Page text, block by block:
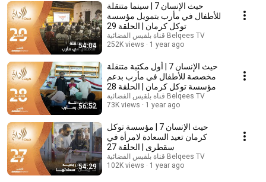
ليلة، عبر الاتصال المباشر، أو عبر صفحات القناة في السوشيال ميديا، كما ستكون
54:04
حيث الإنسان 7 | سينما متنقلة
للأطفال في مأرب بتمويل مؤسسة
توكل كرمان | الحلقة 29
قناة بلقيس الفضائية Belqees TV
252K views
1 year ago
56:52
حيث الإنسان 7 | أول مكتبة متنقلة
مخصصة للأطفال في مأرب بدعم
مؤسسة توكل كرمان | الحلقة 28
قناة بلقيس الفضائية Belqees TV
73K views
1 year ago
54:29
حيث الإنسان 7 | مؤسسة توكل
كرمان تعيد السعادة لامرأة في
سقطرى | الحلقة 27
قناة بلقيس الفضائية Belqees TV
102K views
1 year ago